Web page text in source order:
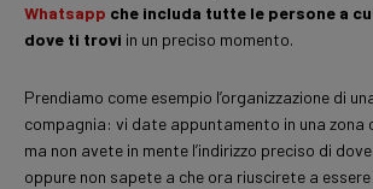
Whatsapp che includa tutte le persone a
dove ti trovi in un preciso momento.
Prendiamo come esempio l’organizzazione di
compagnia: vi date appuntamento in una
ma non avete in mente l’indirizzo preciso di
oppure non sapete a che ora riuscirete a